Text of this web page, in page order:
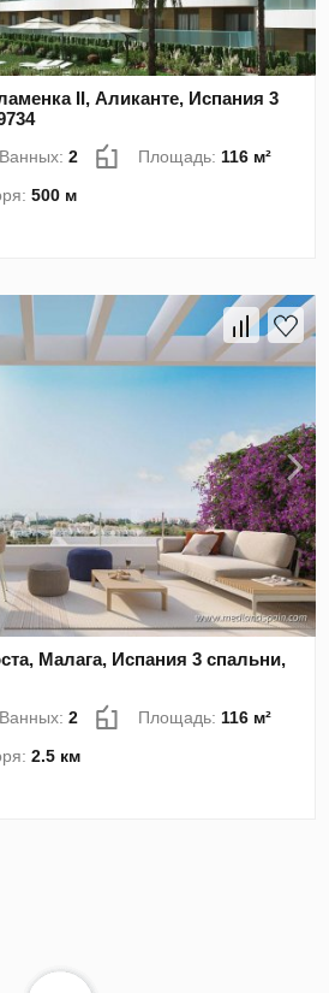
II, Аликанте, Испания 3
Ванных:2 Площадь: 116 м²
500 м
Малага, Испания 3 спальни,
Ванных:2 Площадь: 116 м²
2.5 км